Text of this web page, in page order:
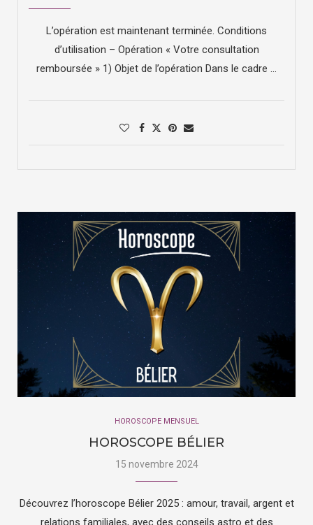
L’opération est maintenant terminée. Conditions
d’utilisation – Opération « Votre consultation
remboursée » 1) Objet de l’opération Dans le cadre …
HOROSCOPE MENSUEL
HOROSCOPE BÉLIER
15 novembre 2024
Découvrez l’horoscope Bélier 2025 : amour, travail, argent et
relations familiales, avec des conseils astro et des